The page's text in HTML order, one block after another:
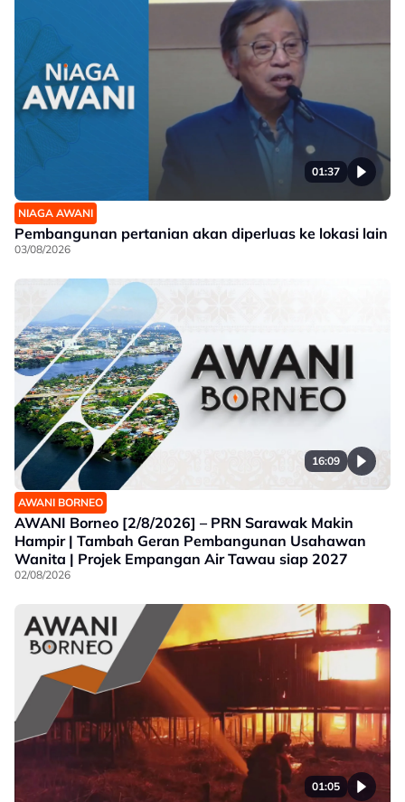
01:37
NIAGA AWANI
Pembangunan pertanian akan diperluas ke lokasi lain
03/08/2026
16:09
AWANI BORNEO
AWANI Borneo [2/8/2026] – PRN Sarawak Makin
Hampir | Tambah Geran Pembangunan Usahawan
Wanita | Projek Empangan Air Tawau siap 2027
02/08/2026
01:05